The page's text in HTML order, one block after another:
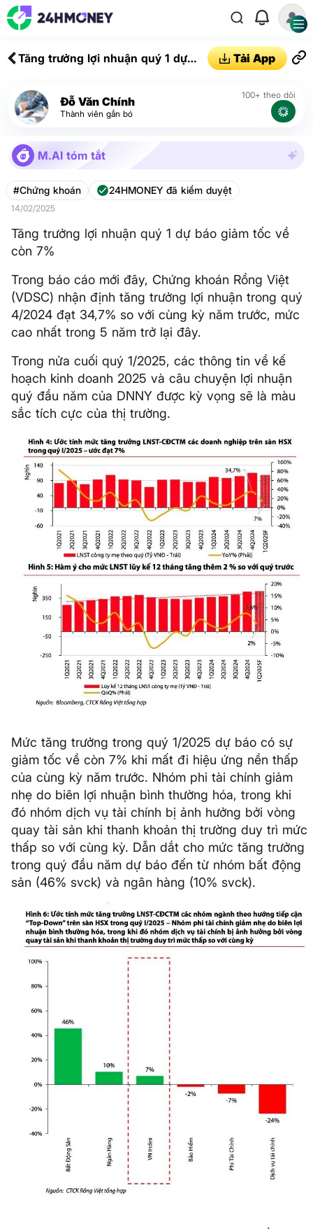
Tăng trưởng lợi nhuận quý 1 dự
Tải App
Đỗ Văn Chính
Thành viên gắn bó
100+ theo dõi
M.AI tóm tắt
#Chứng khoán 24HMONEY đã kiểm duyệt
14/02/2025
Tăng trưởng lợi nhuận quý 1 dự báo giảm tốc về
còn 7%
Trong báo cáo mới đây, Chứng khoán Rồng Việt
(VDSC) nhận định tăng trưởng lợi nhuận trong quý
4/2024 đạt 34,7% so với cùng kỳ năm trước, mức
cao nhất trong 5 năm trở lại đây.
Trong nửa cuối quý 1/2025, các thông tin về kế
hoạch kinh doanh 2025 và câu chuyện lợi nhuận
quý đầu năm của DNNY được kỳ vọng sẽ là màu
sắc tích cực của thị trường.
Mức tăng trưởng trong quý 1/2025 dự báo có sự
giảm tốc về còn 7% khi mất đi hiệu ứng nền thấp
của cùng kỳ năm trước. Nhóm phi tài chính giảm
nhẹ do biên lợi nhuận bình thường hóa, trong khi
đó nhóm dịch vụ tài chính bị ảnh hưởng bởi vòng
quay tài sản khi thanh khoản thị trường duy trì mức
thấp so với cùng kỳ. Dẫn dắt cho mức tăng trưởng
trong quý đầu năm dự báo đến từ nhóm bất động
sản (46% svck) và ngân hàng (10% svck).